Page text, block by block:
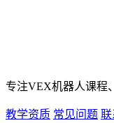
专注VEX机器人课程
教学资质 常见问题 联